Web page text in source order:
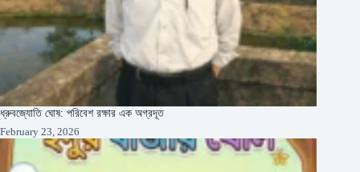
ধ্রুবজ্যোতি ঘোষ: পরিবেশ রক্ষার এক অগ্রদূত
February 23, 2026